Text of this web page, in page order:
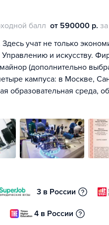
балл от 590000 р.
учат не только
и искусству.
(дополнительно
кампуса: в Москве,
образовательная среда,
3 в России
4 в России